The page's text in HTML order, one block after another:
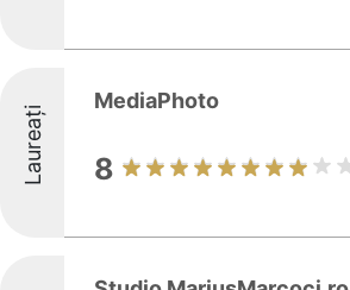
Laureați
MediaPhoto
8